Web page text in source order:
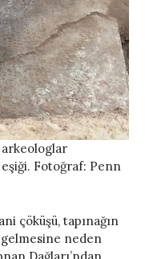
arkeologlar
eşiği. Fotoğraf: Penn
çöküşü, tapınağın
neden
Dağları’ndan